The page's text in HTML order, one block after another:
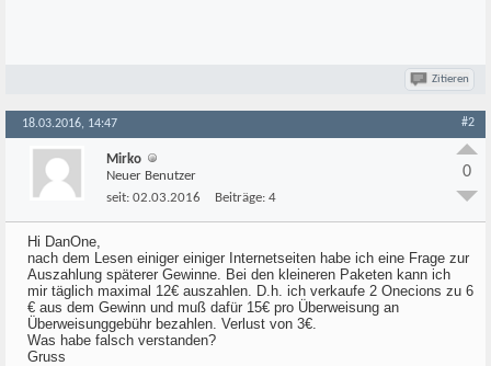
Zitieren
18.03.2016, 14:47 #2
Mirko
Neuer Benutzer
seit: 02.03.2016 Beiträge: 4
0
Hi DanOne,
nach dem Lesen einiger einiger Internetseiten habe ich eine Frage zur
Auszahlung späterer Gewinne. Bei den kleineren Paketen kann ich
mir täglich maximal 12€ auszahlen. D.h. ich verkaufe 2 Onecions zu 6
€ aus dem Gewinn und muß dafür 15€ pro Überweisung an
Überweisunggebühr bezahlen. Verlust von 3€.
Was habe falsch verstanden?
Gruss